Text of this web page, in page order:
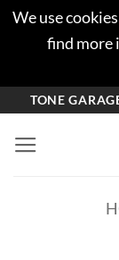
We use
find more
ยัง
TONE